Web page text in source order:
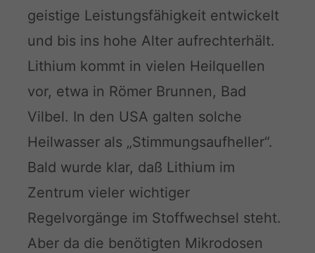
geistige Leistungsfähigkeit entwickelt
und bis ins hohe Alter aufrechterhält.
Lithium kommt in vielen Heilquellen
vor, etwa in Römer Brunnen, Bad
Vilbel. In den USA galten solche
Heilwasser als „Stimmungsaufheller“.
Bald wurde klar, daß Lithium im
Zentrum vieler wichtiger
Regelvorgänge im Stoffwechsel steht.
Aber da die benötigten Mikrodosen